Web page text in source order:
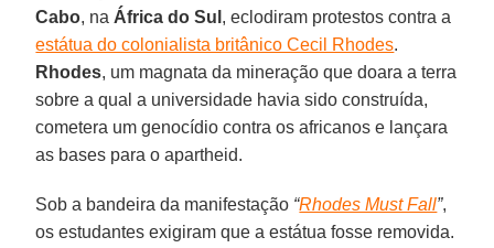
Cabo, na África do Sul , eclodiram protestos contra a
estátua do colonialista britânico Cecil Rhodes.
Rhodes, um magnata da mineração que doara a terra
sobre a qual a universidade havia sido construída,
cometera um genocídio contra os africanos e lançara
as bases para o apartheid.
Sob a bandeira da manifestação “Rhodes Must Fall”,
os estudantes exigiram que a estátua fosse removida.